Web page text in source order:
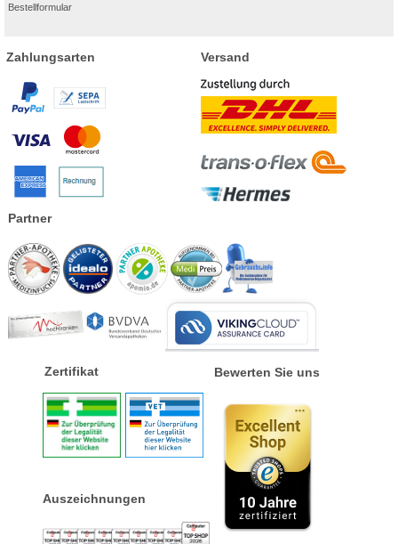
Bestellformular
Zahlungsarten Versand
Partner
Zertifikat
Auszeichnungen
Bewerten Sie uns